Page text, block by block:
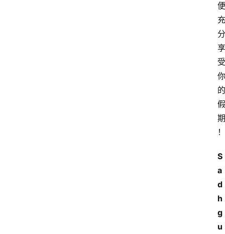
便
充
分
享
受
你
的
假
期
！
S
a
d
h
g
u